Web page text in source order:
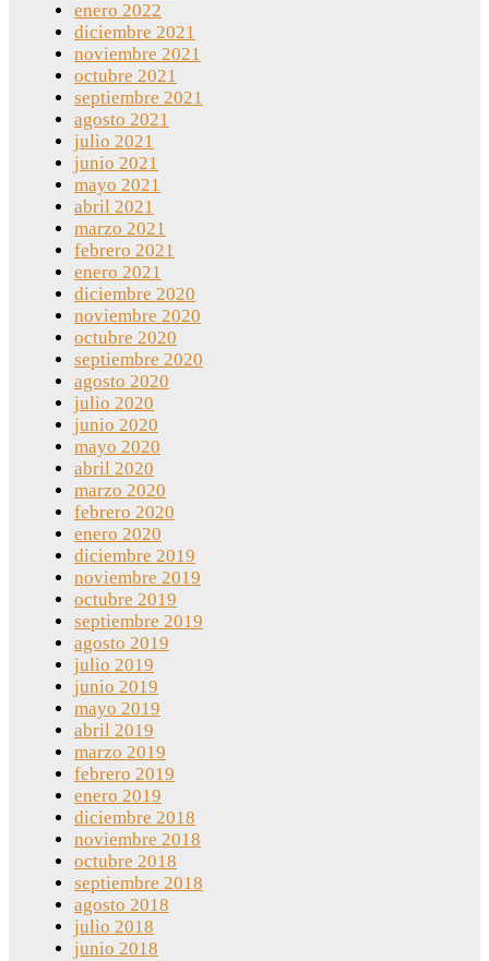
enero 2022
diciembre 2021
noviembre 2021
octubre 2021
septiembre 2021
agosto 2021
julio 2021
junio 2021
mayo 2021
abril 2021
marzo 2021
febrero 2021
enero 2021
diciembre 2020
noviembre 2020
octubre 2020
septiembre 2020
agosto 2020
julio 2020
junio 2020
mayo 2020
abril 2020
marzo 2020
febrero 2020
enero 2020
diciembre 2019
noviembre 2019
octubre 2019
septiembre 2019
agosto 2019
julio 2019
junio 2019
mayo 2019
abril 2019
marzo 2019
febrero 2019
enero 2019
diciembre 2018
noviembre 2018
octubre 2018
septiembre 2018
agosto 2018
julio 2018
junio 2018